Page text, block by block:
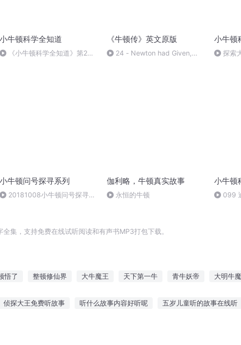
小牛顿科学全知道
《小牛顿科学全知道》第2集
《牛顿传》英文原版
24 - Newton had Given,
小牛顿
探索
小牛顿问号探寻系列
20181008小牛顿问号探寻
伽利略，牛顿真实故事
永恒的牛顿
小牛顿
099
集，支持免费在线试听阅读和有声书MP3打包下载。
悟了 整顿修仙界 大牛魔王 天下第一牛 青牛妖帝 大明牛
侦探大王免费听故事 听什么故事内容好听呢 五岁儿童听的故事在线听